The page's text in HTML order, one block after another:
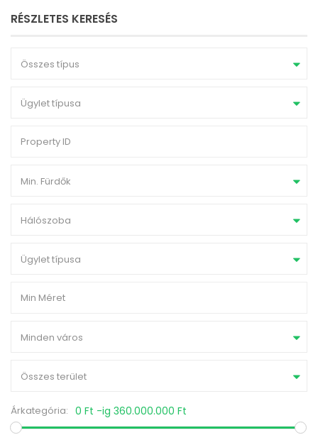
RÉSZLETES KERESÉS
Összes típus
Ügylet típusa
Min. Fürdők
Hálószoba
Ügylet típusa
Minden város
Összes terület
Árkategória: 0 Ft -ig 360.000.000 Ft